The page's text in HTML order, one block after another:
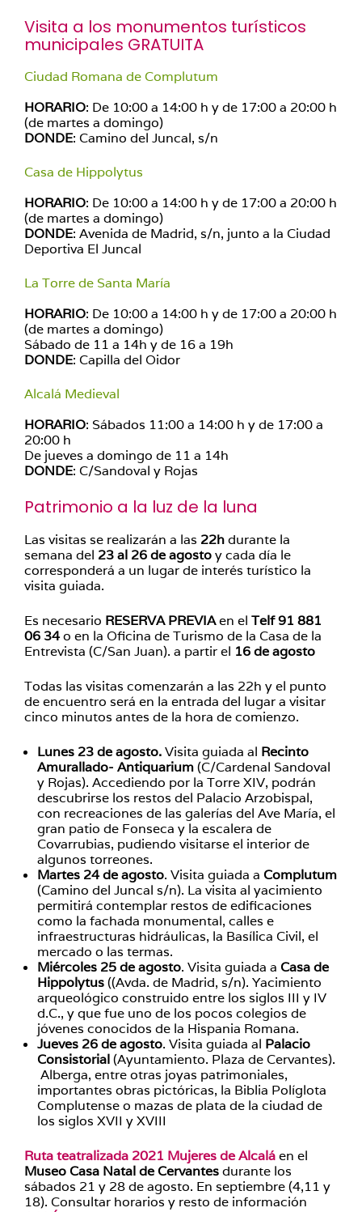
Visita a los monumentos turísticos
municipales GRATUITA
Ciudad Romana de Complutum
HORARIO: De 10:00 a 14:00 h y de 17:00 a 20:00 h
(de martes a domingo)
DONDE: Camino del Juncal, s/n
Casa de Hippolytus
HORARIO: De 10:00 a 14:00 h y de 17:00 a 20:00 h
(de martes a domingo)
DONDE: Avenida de Madrid, s/n, junto a la Ciudad
Deportiva El Juncal
La Torre de Santa María
HORARIO: De 10:00 a 14:00 h y de 17:00 a 20:00 h
(de martes a domingo)
Sábado de 11 a 14h y de 16 a 19h
DONDE: Capilla del Oidor
Alcalá Medieval
HORARIO: Sábados 11:00 a 14:00 h y de 17:00 a
20:00 h
De jueves a domingo de 11 a 14h
DONDE: C/Sandoval y Rojas
Patrimonio a la luz de la luna
Las visitas se realizarán a las 22hdurante la
semana del 23 al 26 de agostoy cada día le
corresponderá a un lugar de interés turístico la
visita guiada.
Es necesario RESERVA PREVIAen el Telf 91 881
06 34o en la Oficina de Turismo de la Casa de la
Entrevista (C/San Juan). a partir el 16 de agosto
Todas las visitas comenzarán a las 22h y el punto
de encuentro será en la entrada del lugar a visitar
cinco minutos antes de la hora de comienzo.
Lunes 23 de agosto.Visita guiada al Recinto
Amurallado- Antiquarium(C/Cardenal Sandoval
y Rojas). Accediendo por la Torre XIV, podrán
descubrirse los restos del Palacio Arzobispal,
con recreaciones de las galerías del Ave María, el
gran patio de Fonseca y la escalera de
Covarrubias, pudiendo visitarse el interior de
algunos torreones.
Martes 24 de agosto. Visita guiada a Complutum
(Camino del Juncal s/n). La visita al yacimiento
permitirá contemplar restos de edificaciones
como la fachada monumental, calles e
infraestructuras hidráulicas, la Basílica Civil, el
mercado o las termas.
Miércoles 25 de agosto. Visita guiada a Casa de
Hippolytus((Avda. de Madrid, s/n). Yacimiento
arqueológico construido entre los siglos III y IV
d.C., y que fue uno de los pocos colegios de
jóvenes conocidos de la Hispania Romana.
Jueves 26 de agosto. Visita guiada al Palacio
Consistorial(Ayuntamiento. Plaza de Cervantes).
Alberga, entre otras joyas patrimoniales,
importantes obras pictóricas, la Biblia Políglota
Complutense o mazas de plata de la ciudad de
los siglos XVII y XVIII
Ruta teatralizada 2021 Mujeres de Alcaláen el
Museo Casa Natal de Cervantesdurante los
sábados 21 y 28 de agosto. En septiembre (4,11 y
18). Consultar horarios y resto de información